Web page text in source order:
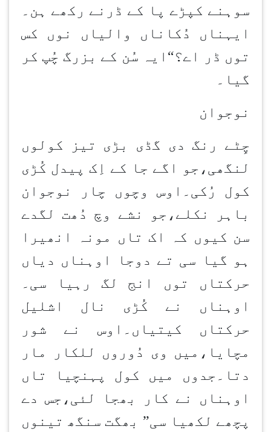
سوہنے کپڑے پا کے ڈرنے رکھے ہن۔
ایہناں دُکاناں والیاں نوں کس
توں ڈر اے؟“ایہ سُن کے بزرگ چُپ کر
گیا۔
نوجوان
چِٹے رنگ دی گڈی بڑی تیز کولوں
لنگھی،جو اگے جا کے اِک پیدل کُڑی
کول رُکی۔اوس وچوں چار نوجوان
باہر نکلے،جو نشے وچ دُھت لگدے
سن کیوں کہ اک تاں مونہ انھیرا
ہو گیا سی تے دوجا اوہناں دیاں
حرکتاں توں انج لگ رہیا سی۔
اوہناں نے کُڑی نال اشلیل
حرکتاں کیتیاں۔اوس نے شور
مچایا،میں وی دُوروں للکار مار
دتا۔جدوں میں کول پہنچیا تاں
اوہناں نے کار بھجا لئی،جس دے
پچھے لکھیا سی” بھگت سنگھ تینوں